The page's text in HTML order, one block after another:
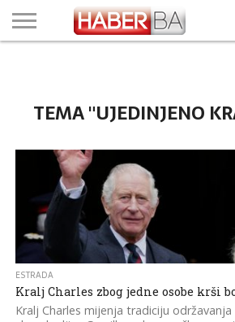
TEMA "UJEDINJENO
ESTRADA
Kralj Charles zbog jedne osobe krši
Kralj Charles mijenja tradiciju